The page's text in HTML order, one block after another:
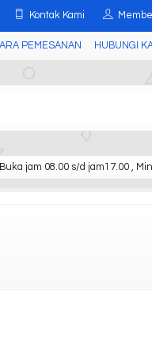
Kontak Kami
PEMESANAN HUBUNGI
Buka jam 08.00 s/d jam17.00 ,